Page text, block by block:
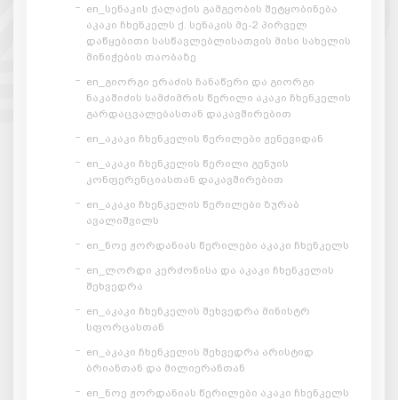
en_სენაკის ქალაქის გამგეობის შეტყობინება
აკაკი ჩხენკელს ქ. სენაკის მე-2 პირველ
დაწყებითი სასწავლებლისათვის მისი სახელის
მინიჭების თაობაზე
en_გიორგი ერაძის ჩანაწერი და გიორგი
ნაკაშიძის სამძიმრის წერილი აკაკი ჩხენკელის
გარდაცვალებასთან დაკავშირებით
en_აკაკი ჩხენკელის წერილები ჟენევიდან
en_აკაკი ჩხენკელის წერილი გენუის
კონფერენციასთან დაკავშირებით
en_აკაკი ჩხენკელის წერილები ზურაბ
ავალიშვილს
en_ნოე ჟორდანიას წერილები აკაკი ჩხენკელს
en_ლორდი კერძონისა და აკაკი ჩხენკელის
შეხვედრა
en_აკაკი ჩხენკელის შეხვედრა მინისტრ
სფორცასთან
en_აკაკი ჩხენკელის შეხვედრა არისტიდ
ბრიანთან და მილიერანთან
en_ნოე ჟორდანიას წერილები აკაკი ჩხენკელს